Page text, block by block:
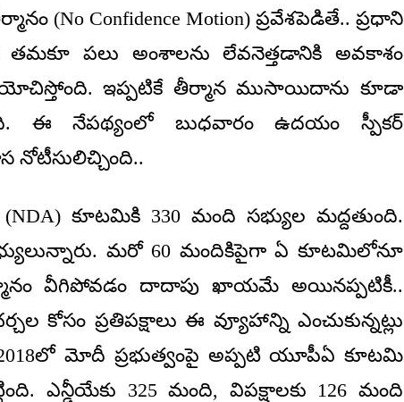
(No Confidence Motion) ప్రవేశపెడితే.. ప్రధాని
పలు అంశాలను లేవనెత్తడానికి అవకాశం
యోచిస్తోంది. ఇప్పటికే తీర్మాన ముసాయిదాను కూడా
ఈ నేపథ్యంలో బుధవారం ఉదయం స్పీకర్‌
నోటీసులిచ్చింది..
కూటమికి 330 మంది సభ్యుల మద్దతుంది.
మరో 60 మందికిపైగా ఏ కూటమిలోనూ
వీగిపోవడం దాదాపు ఖాయమే అయినప్పటికీ..
కోసం ప్రతిపక్షాలు ఈ వ్యూహాన్ని ఎంచుకున్నట్లు
మోదీ ప్రభుత్వంపై అప్పటి యూపీఏ కూటమి
ఎన్డీయేకు 325 మంది, విపక్షాలకు 126 మంది